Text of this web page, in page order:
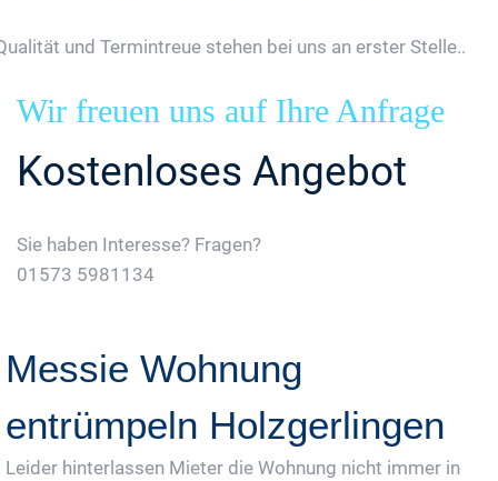
und Termintreue stehen bei uns an erster Stelle..
Wir freuen uns auf Ihre Anfrage
Kostenloses Angebot
Sie haben Interesse? Fragen?
01573 5981134
Messie Wohnung
entrümpeln Holzgerlingen
Leider hinterlassen Mieter die Wohnung nicht immer in